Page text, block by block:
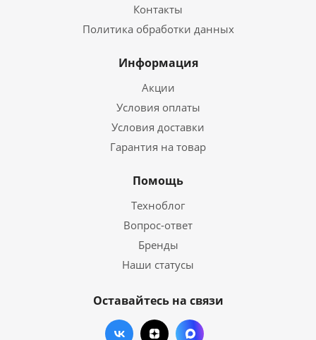
Контакты
Политика обработки данных
Информация
Акции
Условия оплаты
Условия доставки
Гарантия на товар
Помощь
Техноблог
Вопрос-ответ
Бренды
Наши статусы
Оставайтесь на связи